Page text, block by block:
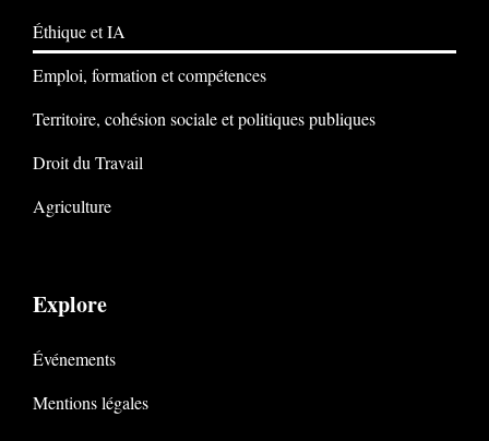
Éthique et IA
Emploi, formation et compétences
Territoire, cohésion sociale et politiques publiques
Droit du Travail
Agriculture
Explore
Événements
Mentions légales